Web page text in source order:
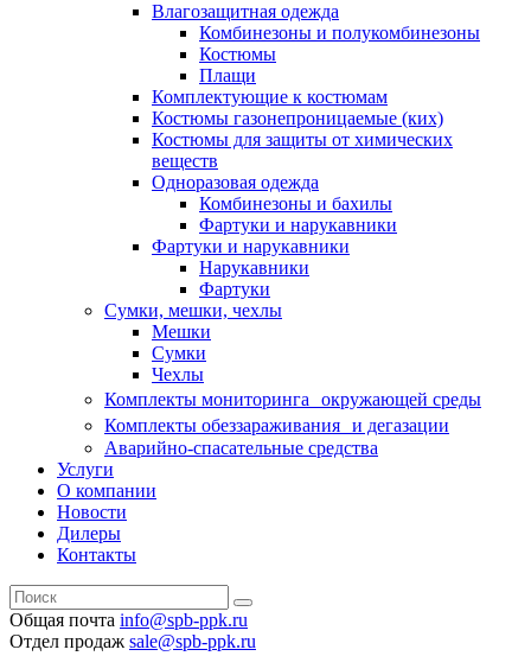
Влагозащитная одежда
Комбинезоны и полукомбинезоны
Костюмы
Плащи
Комплектующие к костюмам
Костюмы газонепроницаемые (ких)
Костюмы для защиты от химических
веществ
Одноразовая одежда
Комбинезоны и бахилы
Фартуки и нарукавники
Фартуки и нарукавники
Нарукавники
Фартуки
Сумки, мешки, чехлы
Мешки
Сумки
Чехлы
Комплекты мониторинга окружающей среды
Комплекты обеззараживания и дегазации
Аварийно-спасательные средства
Услуги
О компании
Новости
Дилеры
Контакты
Общая почта info@spb-ppk.ru
Отдел продаж sale@spb-ppk.ru